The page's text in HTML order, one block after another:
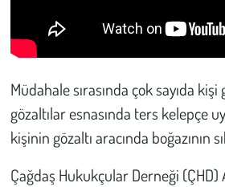
Müdahale sırasında çok sayıda kişi
gözaltılar esnasında ters kelepçe
kişinin gözaltı aracında boğazının
Çağdaş Hukukçular Derneği (ÇHD)